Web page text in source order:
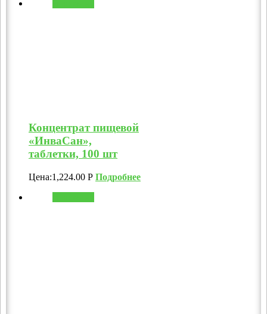
Концентрат пищевой
«ИнваСан»,
таблетки, 100 шт
Цена:1,224.00 Р Подробнее